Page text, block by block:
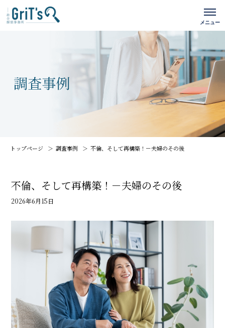
トップページ 調査事例 不倫、そして再構築！－夫婦のその後
不倫、そして再構築！－夫婦のその後
2026年6月15日